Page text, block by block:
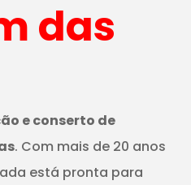
das
e conserto de
. Com mais de 20 anos
está pronta para